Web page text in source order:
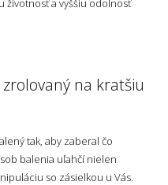
na kratšiu
tak, aby zaberal čo
balenia uľahčí nielen
so zásielkou u Vás.